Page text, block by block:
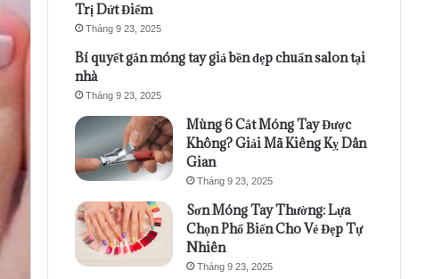
Trị Dứt Điểm
Tháng 9 23, 2025
Bí quyết gắn móng tay giả bền đẹp chuẩn salon tại
nhà
Tháng 9 23, 2025
Mùng 6 Cắt Móng Tay Được
Không? Giải Mã Kiêng Kỵ Dân
Gian
Tháng 9 23, 2025
Sơn Móng Tay Thường: Lựa
Chọn Phổ Biến Cho Vẻ Đẹp Tự
Nhiên
Tháng 9 23, 2025